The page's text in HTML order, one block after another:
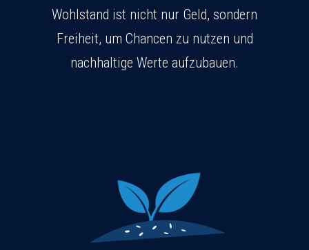
Wohlstand ist nicht nur Geld, sondern
Freiheit, um Chancen zu nutzen und
nachhaltige Werte aufzubauen.